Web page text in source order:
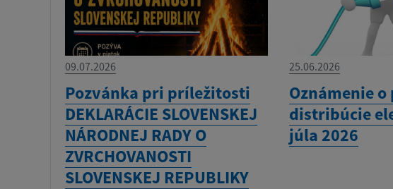
09.07.2026
Pozvánka pri príležitosti
DEKLARÁCIE SLOVENSKEJ
NÁRODNEJ RADY O
ZVRCHOVANOSTI
SLOVENSKEJ REPUBLIKY
25.06.2026
Oznámenie
distribúcie
júla 2026